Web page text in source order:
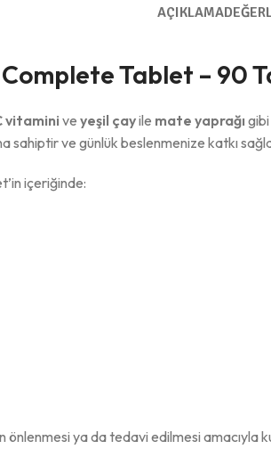
AÇIKLAMA
Tablet – 90
vitaminive yeşil çayile mate yaprağı
sahiptir ve günlük beslenmenize katkı
içeriğinde:
önlenmesi ya da tedavi edilmesi amacıyla